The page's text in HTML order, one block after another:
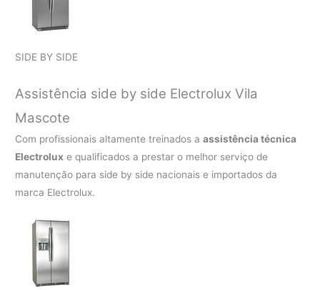
SIDE BY SIDE
Assistência side by side Electrolux Vila
Mascote
Com profissionais altamente treinados aassistência técnica
Electrolux e qualificados a prestar o melhor serviço de
manutenção para side by side nacionais e importados da
marca Electrolux.